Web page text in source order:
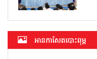
អាន​កាសែត​បោះពុម្ភ